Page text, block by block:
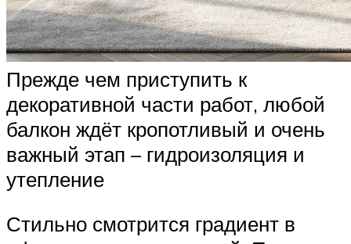
Прежде чем приступить к
декоративной части работ, любой
балкон ждёт кропотливый и очень
важный этап – гидроизоляция и
утепление
Стильно смотрится градиент в